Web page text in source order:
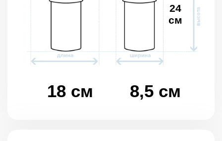
18 см 8,5 см
24
см